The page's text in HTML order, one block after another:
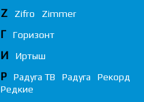
Z Zifro Zimmer
Г Горизонт
И Иртыш
Р Радуга ТВ Радуга
Рекорд
Редкие